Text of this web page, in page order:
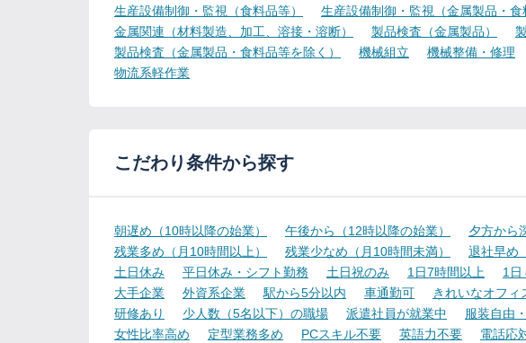
生産設備制御・監視（食料品等）
生産設備制御・監視（金属製品・食
金属関連（材料製造、加工、溶接・溶断）
製品検査（金属製品）
製品検査（金属製品・食料品等を除く）
機械組立 機械整備・修理
物流系軽作業
こだわり条件から探す
朝遅め（10時以降の始業） 午後から（12時以降の始業） 夕方から
残業多め（月10時間以上）
残業少なめ（月10時間未満） 退社早め
土日休み
平日休み・シフト勤務 土日祝のみ 1日7時間以上 1日
大手企業
外資系企業 駅から5分以内 車通勤可 きれいなオフィ
研修あり
少人数（5名以下）の職場 派遣社員が就業中 服装自由
女性比率高め
定型業務多め PCスキル不要 英語力不要 電話応